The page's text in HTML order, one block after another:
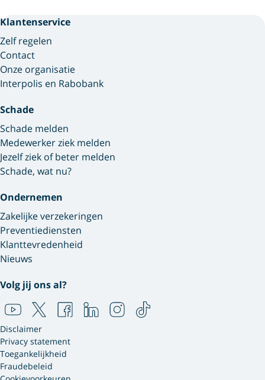
Klantenservice
Zelf regelen
Contact
Onze organisatie
Interpolis en Rabobank
Schade
Schade melden
Medewerker ziek melden
Jezelf ziek of beter melden
Schade, wat nu?
Ondernemen
Zakelijke verzekeringen
Preventiediensten
Klanttevredenheid
Nieuws
Volg jij ons al?
Disclaimer
Privacy statement
Toegankelijkheid
Fraudebeleid